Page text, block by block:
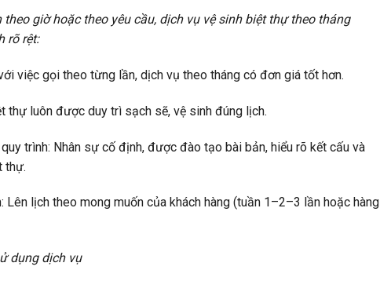
theo giờ hoặc theo yêu cầu, dịch vụ vệ sinh biệt thự theo tháng
rõ rệt:
việc gọi theo từng lần, dịch vụ theo tháng có đơn giá tốt hơn.
thự luôn được duy trì sạch sẽ, vệ sinh đúng lịch.
trình: Nhân sự cố định, được đào tạo bài bản, hiểu rõ kết cấu và
thự.
Lên lịch theo mong muốn của khách hàng (tuần 1–2–3 lần hoặc hàng
dụng dịch vụ